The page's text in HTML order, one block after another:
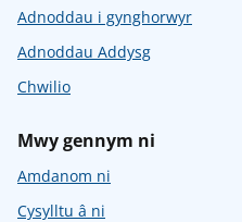
Adnoddau i gynghorwyr
Adnoddau Addysg
Chwilio
Mwy gennym ni
Amdanom ni
Cysylltu â ni